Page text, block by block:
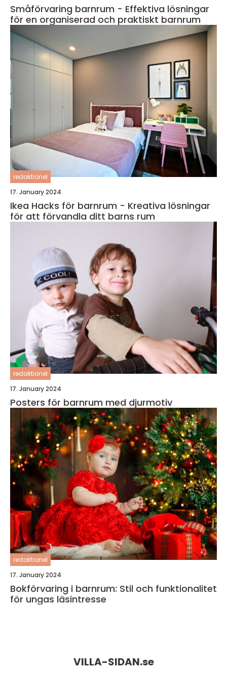
Småförvaring barnrum - Effektiva lösningar
för en organiserad och praktiskt barnrum
redaktionel
17. January 2024
Ikea Hacks för barnrum - Kreativa lösningar
för att förvandla ditt barns rum
redaktionel
17. January 2024
Posters för barnrum med djurmotiv
redaktionel
17. January 2024
Bokförvaring i barnrum: Stil och funktionalitet
för ungas läsintresse
VILLA-SIDAN.se